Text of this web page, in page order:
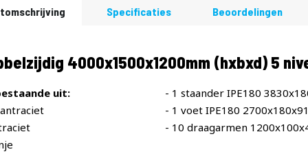
4000x1500x1200mm (hxbxd) 5
uit:
- 1 staander IPE180
- 1 voet IPE180
- 10 draagarmen
Specificaties Beoordelingen